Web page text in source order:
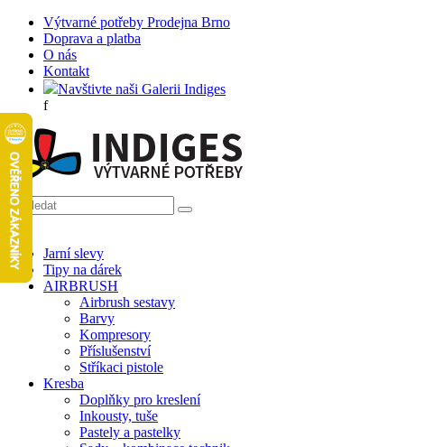
Výtvarné potřeby Prodejna Brno
Doprava a platba
O nás
Kontakt
Navštivte naši Galerii Indiges
f
Jarní slevy
Tipy na dárek
AIRBRUSH
Airbrush sestavy
Barvy
Kompresory
Příslušenství
Stříkaci pistole
Kresba
Doplňky pro kreslení
Inkousty, tuše
Pastely a pastelky